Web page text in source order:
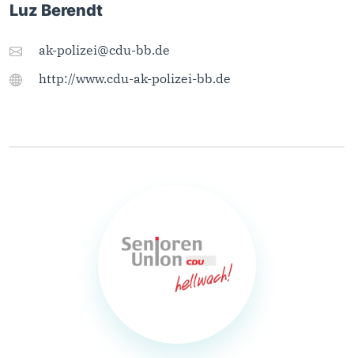
Luz Berendt
ak-polizei@cdu-bb.de
http://www.cdu-ak-polizei-bb.de